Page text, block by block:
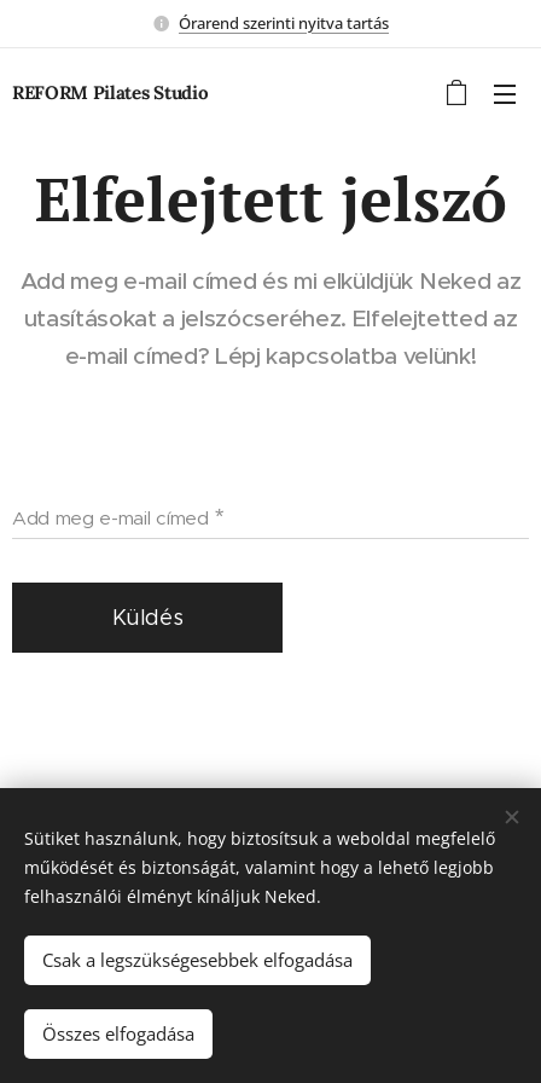
Órarend szerinti nyitva tartás
REFORM Pilates Studio
Elfelejtett jelszó
Add meg e-mail címed és mi elküldjük Neked az
utasításokat a jelszócseréhez. Elfelejtetted az
e-mail címed? Lépj kapcsolatba velünk!
Add meg e-mail címed
Küldés
© 2024 Minden jog fenntartva
Sütiket használunk, hogy biztosítsuk a weboldal megfelelő
működését és biztonságát, valamint hogy a lehető legjobb
felhasználói élményt kínáljuk Neked.
Csak a legszükségesebbek elfogadása
Összes elfogadása